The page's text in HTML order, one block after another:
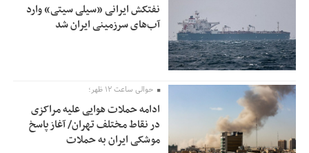
نفتکش ایرانی «سیلی سیتی» وارد
آب‌های سرزمینی ایران شد
حوالی ساعت ۱۲ ظهر؛
ادامه حملات هوایی علیه مراکزی
در نقاط مختلف تهران/ آغاز پاسخ
موشکی ایران به حملات